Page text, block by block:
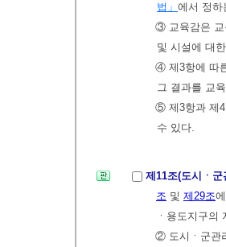
법」 에서 정하
③ 교육감은 교
및 시설에 대
④ 제3항에 따
그 결과를 교
⑤ 제3항과 제
수 있다.
제11조(도시ㆍ
조 및 제29조
ㆍ용도지구
② 도시ㆍ군관